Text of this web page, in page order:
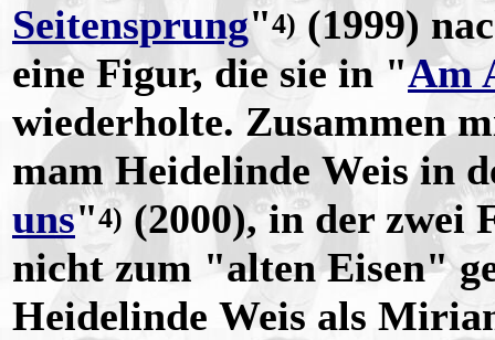
Seitensprung"4) (1999)
eine Figur, die sie in "Am
wiederholte. Zusammen
mam Heidelinde Weis in
uns"4) (2000), in der zwei
nicht zum "alten Eisen"
Heidelinde Weis als